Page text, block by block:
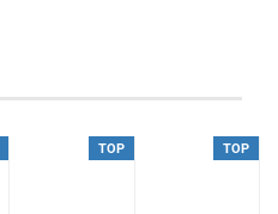
TOP TOP